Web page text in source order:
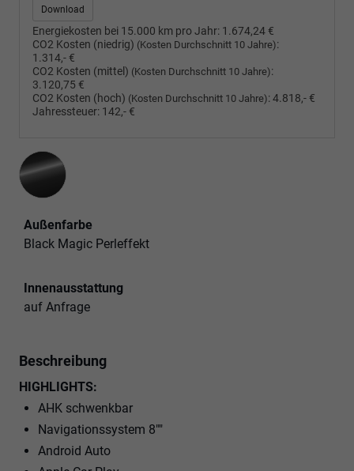
Download
Energiekosten bei 15.000 km pro Jahr: 1.674,24 €
CO2 Kosten (niedrig) (Kosten Durchschnitt 10 Jahre):
1.314,- €
CO2 Kosten (mittel) (Kosten Durchschnitt 10 Jahre):
3.120,75 €
CO2 Kosten (hoch) (Kosten Durchschnitt 10 Jahre):4.818,- €
Jahressteuer: 142,- €
Außenfarbe
Black Magic Perleffekt
Innenausstattung
auf Anfrage
Beschreibung
HIGHLIGHTS:
AHK schwenkbar
Navigationssystem 8""
Android Auto